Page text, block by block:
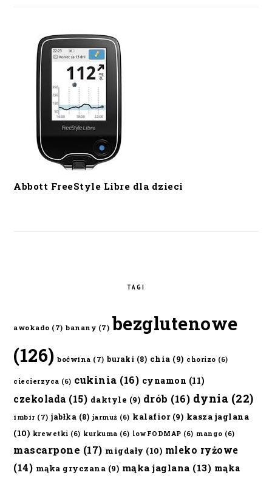
Abbott FreeStyle Libre dla dzieci
TAGI
awokado (7) banany (7) bezglutenowe
(126) boćwina (7) buraki (8) chia (9) chorizo (6)
ciecierzyca (6) cukinia (16) cynamon (11)
czekolada (15) daktyle (9) drób (16) dynia (22)
imbir (7) jabłka (8) jarmuż (6) kalafior(9) kasza jaglana
(10) krewetki (6) kurkuma (6) lowFODMAP (6) mango (6)
mascarpone (17) migdały (10) mleko ryżowe
(14) mąka gryczana (9) mąka jaglana (13) mąka